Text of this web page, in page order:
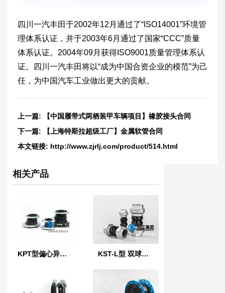
四川一汽丰田于2002年12月通过了“ISO14001”环境管
理体系认证，并于2003年6月通过了国家“CCC”质量
体系认证。2004年09月获得ISO9001质量管理体系认
证。四川一汽丰田将以“成为中国合资企业的模范”为己
任，为中国汽车工业做出更大的贡献。
上一篇:
【中国履带式两栖装甲车辆项目】橡胶接头合同
下一篇:
【上海特斯拉超级工厂】金属软管合同
本文链接: http://www.zjrlj.com/product/514.html
相关产品
KPT型偏心异径橡胶接头 KST-L型 双球体螺纹橡胶接头